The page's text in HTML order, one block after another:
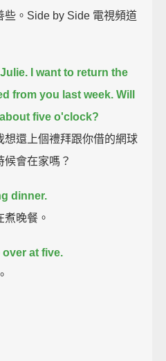
些。Side by Side 電視頻道
I want to return the
from you last week. Will
five o'clock?
想還上個禮拜跟你借的網球
會在家嗎？
dinner.
晚餐。
at five.